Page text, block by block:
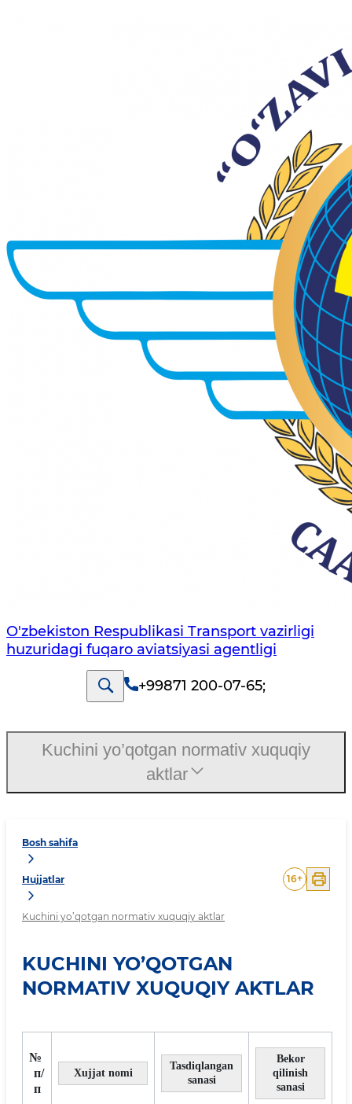
O'zbekiston Respublikasi Transport vazirligi
huzuridagi fuqaro aviatsiyasi agentligi
+99871 200-07-65;
Bosh sahifa
Hujjatlar
Kuchini yo’qotgan normativ xuquqiy aktlar
16+
KUCHINI YO’QOTGAN
NORMATIV XUQUQIY AKTLAR
№
п/
п
Xujjat nomi
Tasdiqlangan
sanasi
Bekor
qilinish
sanasi
Kuchini yo’qotgan normativ xuquqiy
aktlar